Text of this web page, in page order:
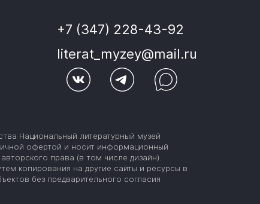
+7 (347) 228-43-92
literat_myzey@mail.ru
Национальный литературный музей
офертой и носит информационный
права (в том числе дизайн).
копирования на другие сайты и ресурсы в
без предварительного согласия